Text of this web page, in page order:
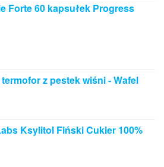
Forte 60 kapsułek Progress
z pestek wiśni - Wafel
Ksylitol Fiński Cukier 100%